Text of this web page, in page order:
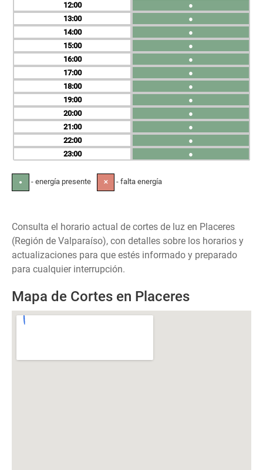
12
13
14
15
16
17
18
19
20
21
22
23
●
●
●
●
●
●
●
●
●
●
●
●
● - energía presente ✕ - falta energía
Consulta el horario actual de cortes de luz en Placeres
(Región de Valparaíso), con detalles sobre los horarios y
actualizaciones para que estés informado y preparado
para cualquier interrupción.
Mapa de Cortes en Placeres